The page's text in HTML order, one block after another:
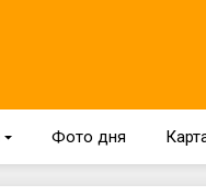
{ Фото дня